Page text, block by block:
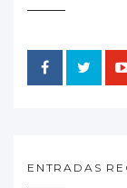
ENTRADAS